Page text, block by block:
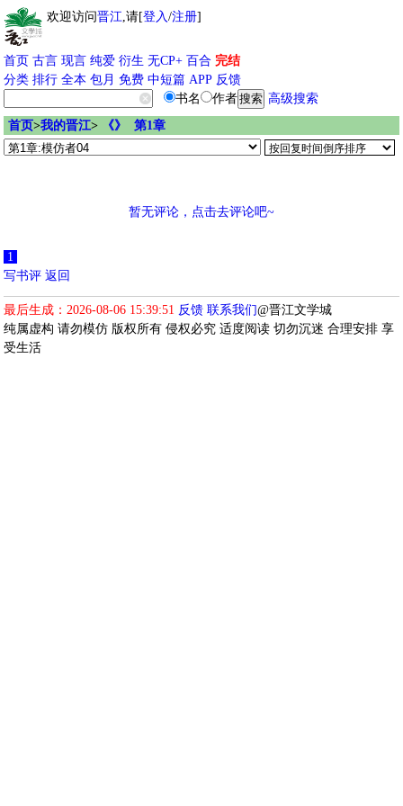
欢迎访问晋江,请[登入/注册]
首页 古言 现言 纯爱 衍生 无CP+ 百合 完结
分类 排行 全本 包月 免费 中短篇 APP 反馈
书名
作者
高级搜索
首页>我的晋江> 《》 第1章
暂无评论，点击去评论吧~
1
写书评 返回
最后生成：2026-08-06 15:39:51 反馈 联系我们@晋江文学城
纯属虚构 请勿模仿 版权所有 侵权必究 适度阅读 切勿沉迷 合理安排 享
受生活